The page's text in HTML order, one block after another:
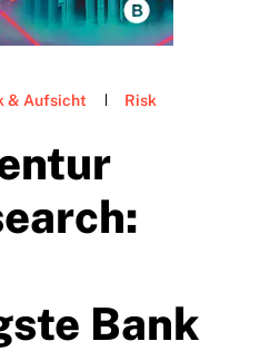
& Aufsicht Risk
Bank